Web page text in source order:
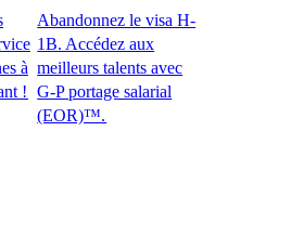
Abandonnez le visa H-
1B. Accédez aux
meilleurs talents avec
G-P portage salarial
(EOR)™.​​